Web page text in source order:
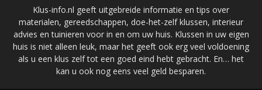
Klus-info.nl geeft uitgebreide informatie en tips over
materialen, gereedschappen, doe-het-zelf klussen, interieur
advies en tuinieren voor in en om uw huis. Klussen in uw eigen
huis is niet alleen leuk, maar het geeft ook erg veel voldoening
als u een klus zelf tot een goed eind hebt gebracht. En… het
kan u ook nog eens veel geld besparen.